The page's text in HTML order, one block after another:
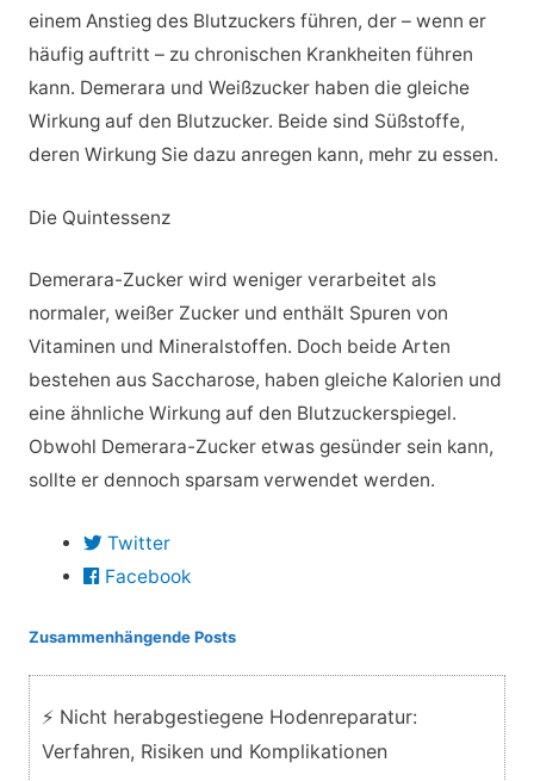
einem Anstieg des Blutzuckers führen, der – wenn er
häufig auftritt – zu chronischen Krankheiten führen
kann. Demerara und Weißzucker haben die gleiche
Wirkung auf den Blutzucker. Beide sind Süßstoffe,
deren Wirkung Sie dazu anregen kann, mehr zu essen.
Die Quintessenz
Demerara-Zucker wird weniger verarbeitet als
normaler, weißer Zucker und enthält Spuren von
Vitaminen und Mineralstoffen. Doch beide Arten
bestehen aus Saccharose, haben gleiche Kalorien und
eine ähnliche Wirkung auf den Blutzuckerspiegel.
Obwohl Demerara-Zucker etwas gesünder sein kann,
sollte er dennoch sparsam verwendet werden.
Twitter
Facebook
Zusammenhängende Posts
⚡ Nicht herabgestiegene Hodenreparatur:
Verfahren, Risiken und Komplikationen